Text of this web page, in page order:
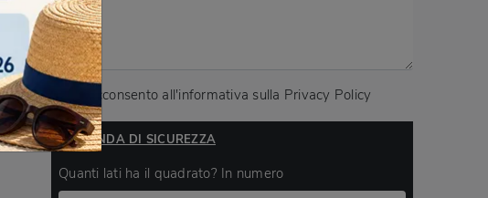
Acconsento all'informativa sulla Privacy Policy
DOMANDA DI SICUREZZA
Quanti lati ha il quadrato? In numero